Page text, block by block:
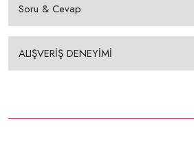
Soru & Cevap
ALIŞVERİŞ DENEYİMİ